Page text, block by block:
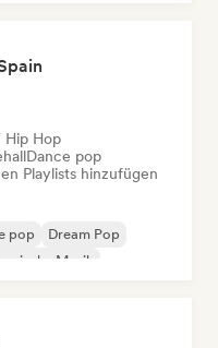
Hip Hop
Dance pop
Playlists hinzufügen
pop
Dream Pop
Musik